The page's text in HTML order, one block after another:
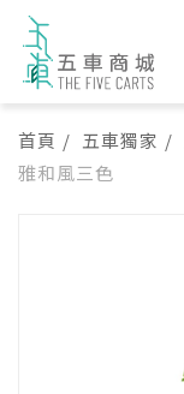
首頁 五車獨家
雅和風三色